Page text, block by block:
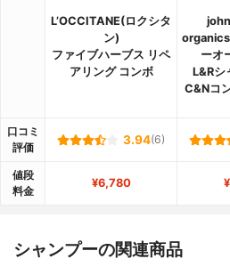
L’OCCITANE(ロクシタ
ン)
ファイブハーブス リペ
アリング コンボ
ーオ
L&Rシ
C&Nコ
口コミ
評価
3.94(6)
値段
料金
¥6,780
シャンプーの関連商品